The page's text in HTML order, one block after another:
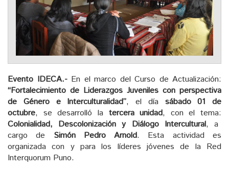
Evento IDECA.-En el marco del Curso de Actualización:
“Fortalecimiento de Liderazgos Juveniles con perspectiva
de Género e Interculturalidad”, el día sábado 01 de
octubre, se desarrolló la tercera unidad, con el tema:
Colonialidad, Descolonización y Diálogo Intercultural, a
cargo de Simón Pedro Arnold. Esta actividad es
organizada con y para los líderes jóvenes de la Red
Interquorum Puno.